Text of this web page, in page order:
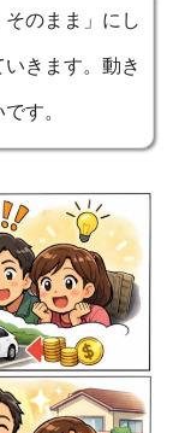
のまま」にし
きます。動き
す。